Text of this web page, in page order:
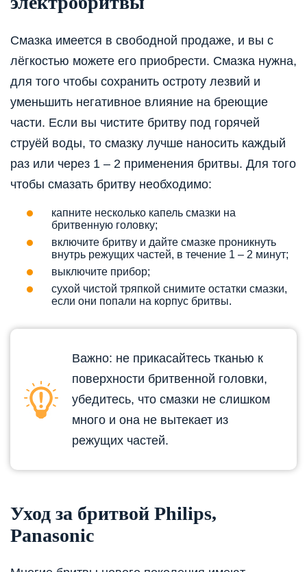
Смазка имеется в свободной продаже, и вы с
лёгкостью можете его приобрести. Смазка нужна,
для того чтобы сохранить остроту лезвий и
уменьшить негативное влияние на бреющие
части. Если вы чистите бритву под горячей
струёй воды, то смазку лучше наносить каждый
раз или через 1 – 2 применения бритвы. Для того
чтобы смазать бритву необходимо:
капните несколько капель смазки на
бритвенную головку;
включите бритву и дайте смазке проникнуть
внутрь режущих частей, в течение 1 – 2 минут;
выключите прибор;
сухой чистой тряпкой снимите остатки смазки,
если они попали на корпус бритвы.
Важно: не прикасайтесь тканью к
поверхности бритвенной головки,
убедитесь, что смазки не слишком
много и она не вытекает из
режущих частей.
Уход за бритвой Philips,
Рanasonic